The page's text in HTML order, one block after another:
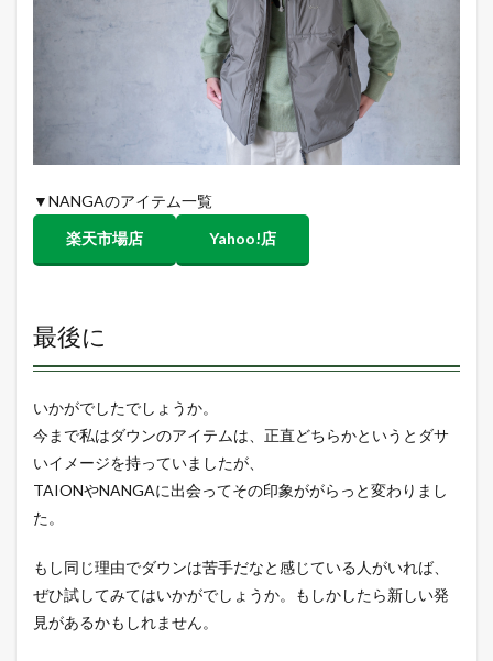
▼NANGAのアイテム一覧
楽天市場店
Yahoo!店
最後に
いかがでしたでしょうか。
今まで私はダウンのアイテムは、正直どちらかというとダサ
いイメージを持っていましたが、
TAIONやNANGAに出会ってその印象ががらっと変わりまし
た。
もし同じ理由でダウンは苦手だなと感じている人がいれば、
ぜひ試してみてはいかがでしょうか。もしかしたら新しい発
見があるかもしれません。